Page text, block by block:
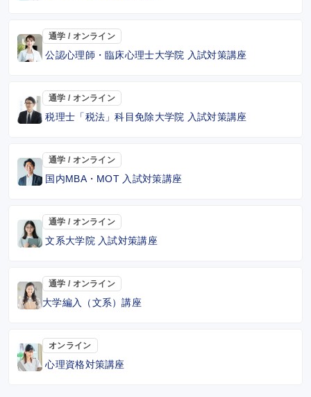
通学 / オンライン
公認心理師・臨床心理士大学院 入試対策講座
通学 / オンライン
税理士「税法」科目免除大学院 入試対策講座
通学 / オンライン
国内MBA・MOT 入試対策講座
通学 / オンライン
文系大学院 入試対策講座
通学 / オンライン
大学編入（文系）講座
オンライン
心理資格対策講座